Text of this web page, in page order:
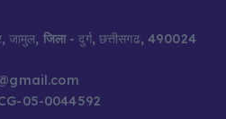
जामुल, जिला- दुर्ग, छत्तीसगढ, 490024
05-0044592